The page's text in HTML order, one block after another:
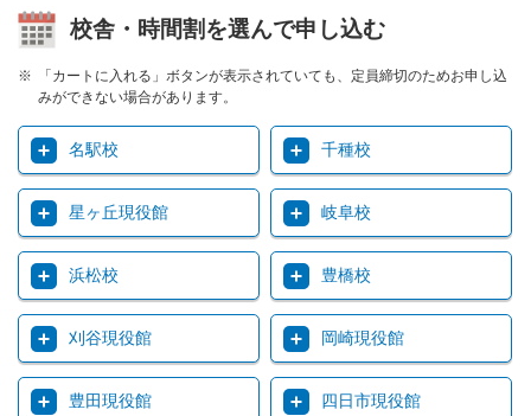
校舎・時間割を選んで申し込む
「カートに入れる」ボタンが表示されていても、定員締切のためお申し込
みができない場合があります。
名駅校 千種校
星ヶ丘現役館 岐阜校
浜松校 豊橋校
刈谷現役館 岡崎現役館
豊田現役館 四日市現役館